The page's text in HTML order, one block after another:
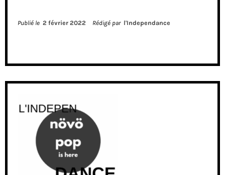
Publié le 2 février 2022 Rédigé par l'Independance